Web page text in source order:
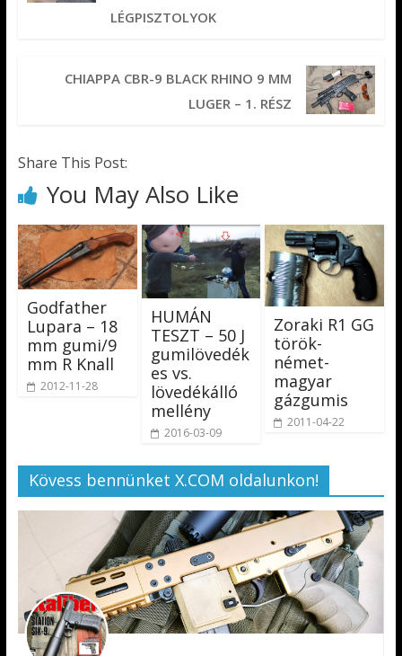
LÉGPISZTOLYOK
CHIAPPA CBR-9 BLACK RHINO 9 MM
LUGER – 1. RÉSZ
Share This Post:
You May Also Like
Godfather
Lupara – 18
mm gumi/9
mm R Knall
2012-11-28
HUMÁN
TESZT – 50 J
gumilövedék
es vs.
lövedékálló
mellény
2016-03-09
Zoraki R1 GG
török-
német-
magyar
gázgumis
2011-04-22
Kövess bennünket X.COM oldalunkon!